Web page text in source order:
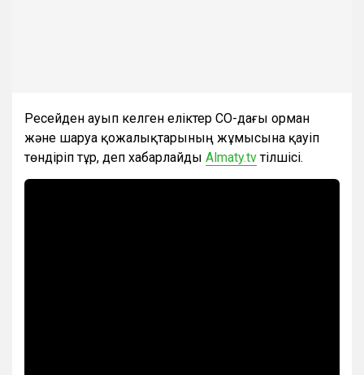
Ресейден ауып келген еліктер СҚО-дағы орман
және шаруа қожалықтарының жұмысына қауіп
төндіріп тұр, деп хабарлайды Almaty.tvтілшісі.